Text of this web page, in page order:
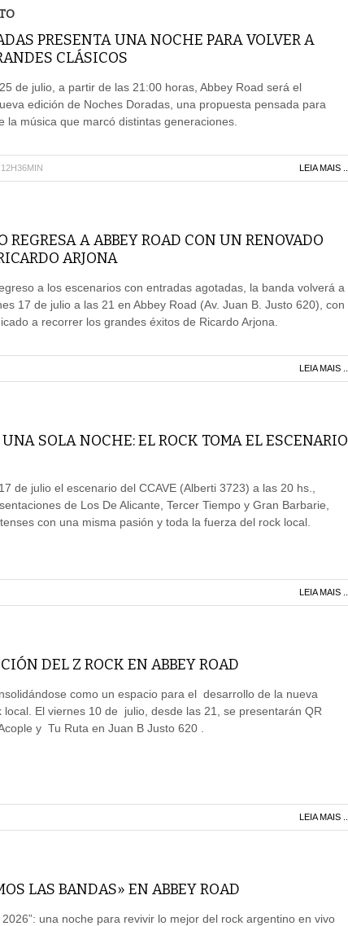
PRESENTA UNA NOCHE PARA VOLVER A
CLÁSICOS
de julio, a partir de las 21:00 horas, Abbey Road será el
edición de Noches Doradas, una propuesta pensada para
la música que marcó distintas generaciones.
LEIA MAIS ...
REGRESA A ABBEY ROAD CON UN RENOVADO
ARJONA
a los escenarios con entradas agotadas, la banda volverá a
17 de julio a las 21 en Abbey Road (Av. Juan B. Justo 620), con
a recorrer los grandes éxitos de Ricardo Arjona.
LEIA MAIS ...
UNA SOLA NOCHE: EL ROCK TOMA EL ESCENARIO
de julio el escenario del CCAVE (Alberti 3723) a las 20 hs.,
de Los De Alicante, Tercer Tiempo y Gran Barbarie,
con una misma pasión y toda la fuerza del rock local.
LEIA MAIS ...
DEL Z ROCK EN ABBEY ROAD
como un espacio para el desarrollo de la nueva
local. El viernes 10 de julio, desde las 21, se presentarán QR
y Tu Ruta en Juan B Justo 620 .
LEIA MAIS ...
LAS BANDAS» EN ABBEY ROAD
2026”: una noche para revivir lo mejor del rock argentino en vivo